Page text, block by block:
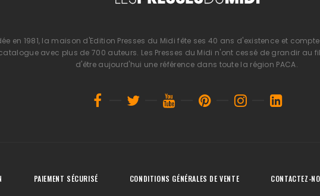
en 1981, la maison d'Edition Presses du Midi fête ses 40 ans d'existence et
avec plus de 700 auteurs. Les Presses du Midi n'ont cessé de grandir au
d'être aujourd'hui une référence dans toute la région PACA.
PAIEMENT SÉCURISÉ CONDITIONS GÉNÉRALES DE VENTE CONTACTEZ-